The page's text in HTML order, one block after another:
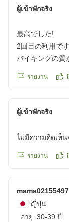
ผู้เข้าพักจริง
最高でした!
2回目の利用です
バイキングの質
料理の品数も炭
これは個人差が
ですが、お部屋
スタッフさんの
また、泊まりに
รายงาน
ผู้เข้าพักจริง
ไม่มีความคิดเห็น
รายงาน
mama02155497
ญี่ปุ่น
อายุ: 30-39 ปี